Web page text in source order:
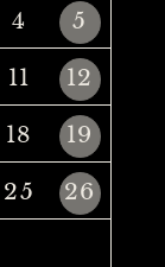
4
5
11
12
18
19
25
26